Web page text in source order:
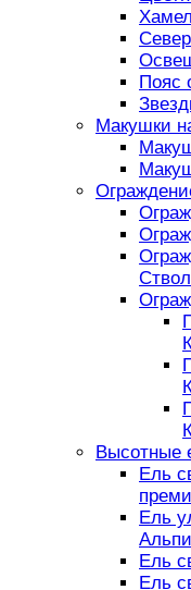
Пояс
Макушки
Высотные
Ель
Ель
Ель
Ель